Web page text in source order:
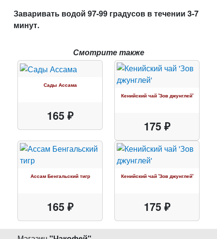
Заваривать водой 97-99 градусов в течении 3-7
минут.
Смотрите также
Сады Ассама
165 ₽
Кенийский чай 'Зов джунглей'
175 ₽
Ассам Бенгальский тигр
165 ₽
Кенийский чай 'Зов джунглей'
175 ₽